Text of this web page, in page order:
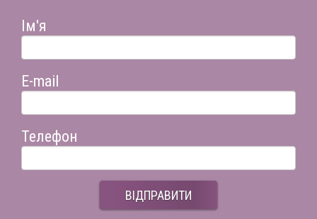
Ім'я
E-mail
Телефон
ВІДПРАВИТИ